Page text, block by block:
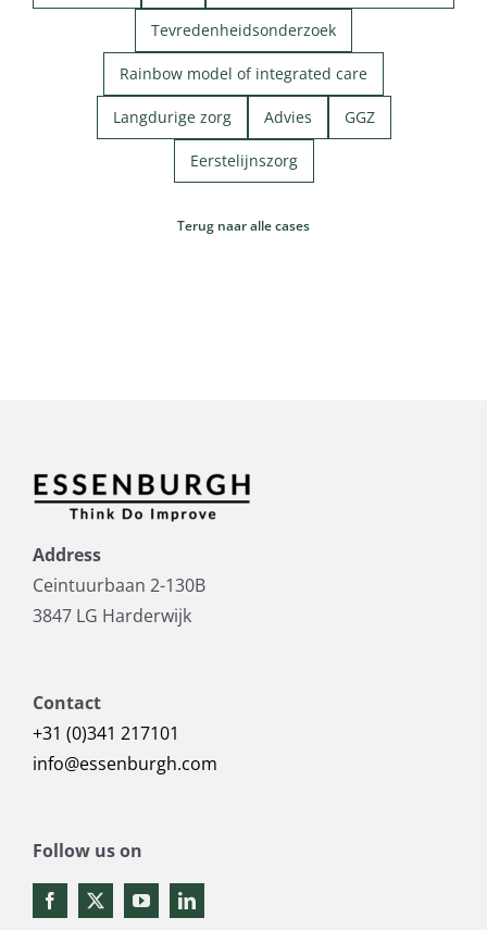
Tevredenheidsonderzoek
Rainbow model of integrated care
Langdurige zorg Advies GGZ
Eerstelijnszorg
Terug naar alle cases
Address
Ceintuurbaan 2-130B
3847 LG Harderwijk
Contact
+31 (0)341 217101
info@essenburgh.com
Follow us on